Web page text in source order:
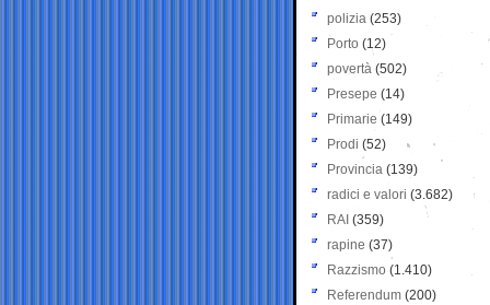
polizia (253)
Porto (12)
povertà (502)
Presepe (14)
Primarie (149)
Prodi (52)
Provincia (139)
radici e valori (3.682)
RAI (359)
rapine (37)
Razzismo (1.410)
Referendum (200)